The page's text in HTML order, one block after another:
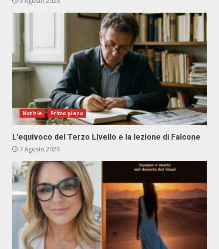
Notizie Primo piano
L’equivoco del Terzo Livello e la lezione di Falcone
3 Agosto 2026